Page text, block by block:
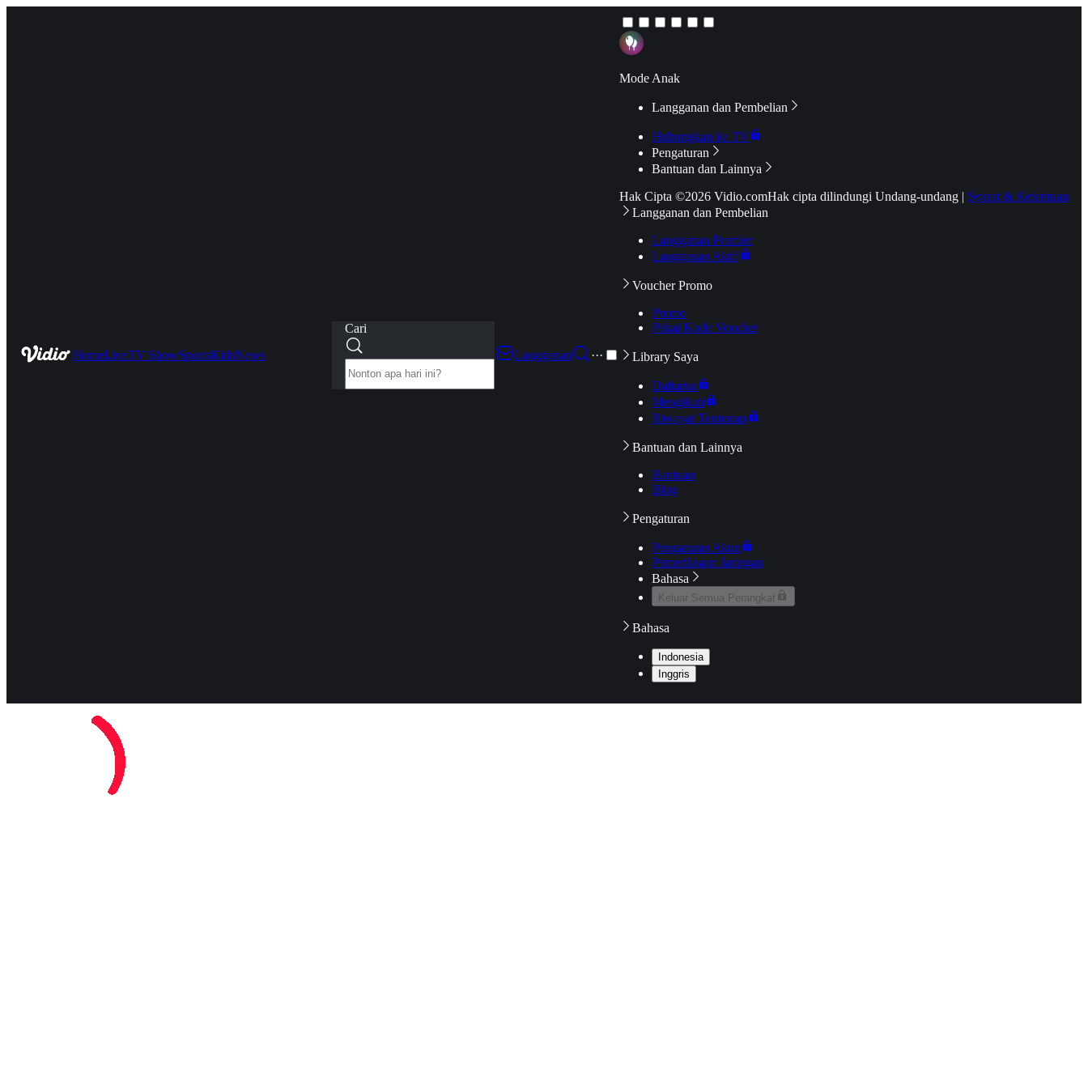
HomeLiveTV ShowSportsKidsNews
Cari
Langganan
···
Mode Anak
Langganan dan Pembelian
Hubungkan ke TV
Pengaturan
Bantuan dan Lainnya
Hak Cipta ©2026 Vidio.comHak cipta dilindungi Undang-undang | Syarat & Ketentuan
Langganan dan Pembelian
Langganan Premier
Langganan Aktif
Voucher Promo
Promo
Pakai Kode Voucher
Library Saya
Daftarku
Mengikuti
Riwayat Tontonan
Bantuan dan Lainnya
Bantuan
Blog
Pengaturan
Pengaturan Akun
Pemeriksaan Jaringan
Bahasa
Keluar Semua Perangkat
Bahasa
Indonesia
Inggris